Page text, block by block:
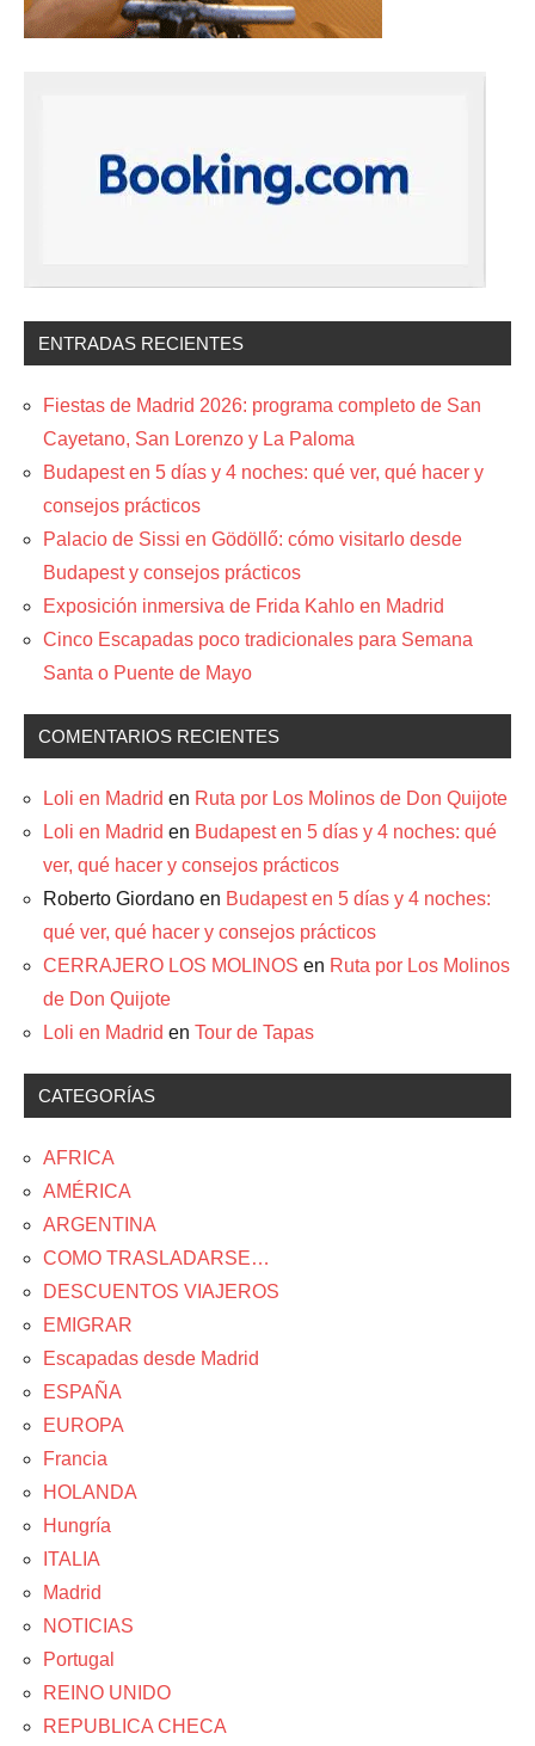
ENTRADAS RECIENTES
Fiestas de Madrid 2026: programa completo de San
Cayetano, San Lorenzo y La Paloma
Budapest en 5 días y 4 noches: qué ver, qué hacer y
consejos prácticos
Palacio de Sissi en Gödöllő: cómo visitarlo desde
Budapest y consejos prácticos
Exposición inmersiva de Frida Kahlo en Madrid
Cinco Escapadas poco tradicionales para Semana
Santa o Puente de Mayo
COMENTARIOS RECIENTES
Loli en Madrid en Ruta por Los Molinos de Don Quijote
Loli en Madrid en Budapest en 5 días y 4 noches: qué
ver, qué hacer y consejos prácticos
Roberto Giordano en Budapest en 5 días y 4 noches:
qué ver, qué hacer y consejos prácticos
CERRAJERO LOS MOLINOS en Ruta por Los Molinos
de Don Quijote
Loli en Madrid en Tour de Tapas
CATEGORÍAS
AFRICA
AMÉRICA
ARGENTINA
COMO TRASLADARSE…
DESCUENTOS VIAJEROS
EMIGRAR
Escapadas desde Madrid
ESPAÑA
EUROPA
Francia
HOLANDA
Hungría
ITALIA
Madrid
NOTICIAS
Portugal
REINO UNIDO
REPUBLICA CHECA